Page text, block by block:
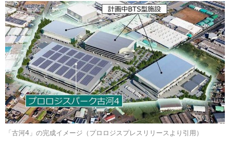
「古河4」の完成イメージ（プロロジスプレスリリースより引用）